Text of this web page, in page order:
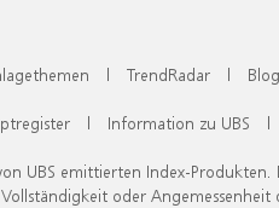
| TrendRadar |
| Information zu UBS |
UBS emittierten Index-
oder